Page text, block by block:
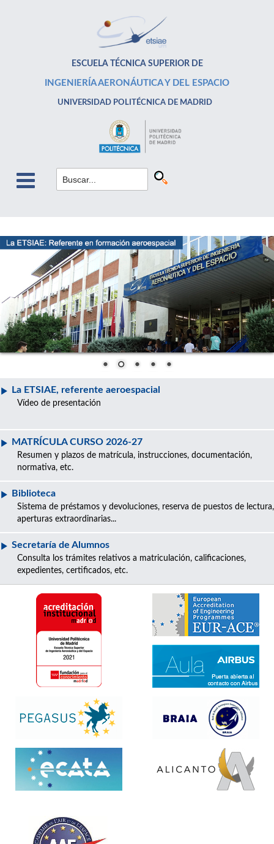
ESCUELA TÉCNICA SUPERIOR DE
INGENIERÍA AERONÁUTICA Y DEL ESPACIO
UNIVERSIDAD POLITÉCNICA DE MADRID
La ETSIAE, referente aeroespacial
Vídeo de presentación
MATRÍCULA CURSO 2026-27
Resumen y plazos de matrícula, instrucciones, documentación,
normativa, etc.
Biblioteca
Sistema de préstamos y devoluciones, reserva de puestos de lectura,
aperturas extraordinarias...
Secretaría de Alumnos
Consulta los trámites relativos a matriculación, calificaciones,
expedientes, certificados, etc.